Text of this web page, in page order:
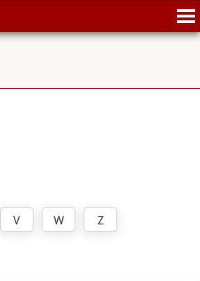
V W
Z